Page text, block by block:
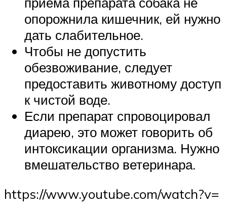
опорожнила кишечник, ей нужно
дать слабительное.
Чтобы не допустить
обезвоживание, следует
предоставить животному доступ
к чистой воде.
Если препарат спровоцировал
диарею, это может говорить об
интоксикации организма. Нужно
вмешательство ветеринара.
https://www.youtube.com/watch?v=